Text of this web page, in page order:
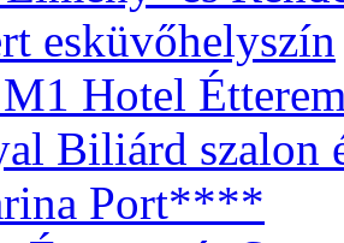
esküvőhelyszín
Hotel
Biliárd szalon
Port****